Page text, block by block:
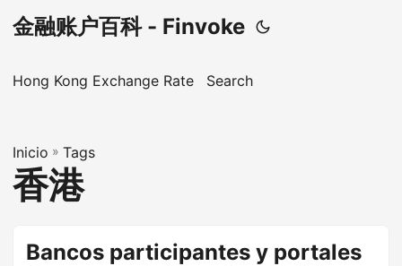
金融账户百科 - Finvoke
Hong Kong Exchange Rate Search
Inicio » Tags
香港
Bancos participantes y portales